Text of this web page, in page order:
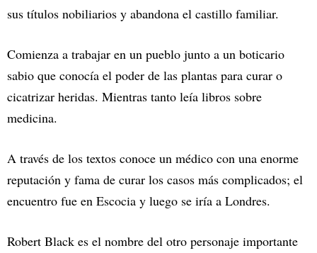
sus títulos nobiliarios y abandona el castillo familiar.
Comienza a trabajar en un pueblo junto a un boticario
sabio que conocía el poder de las plantas para curar o
cicatrizar heridas. Mientras tanto leía libros sobre
medicina.
A través de los textos conoce un médico con una enorme
reputación y fama de curar los casos más complicados; el
encuentro fue en Escocia y luego se iría a Londres.
Robert Black es el nombre del otro personaje importante